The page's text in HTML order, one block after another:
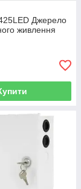
Джерело
живлення